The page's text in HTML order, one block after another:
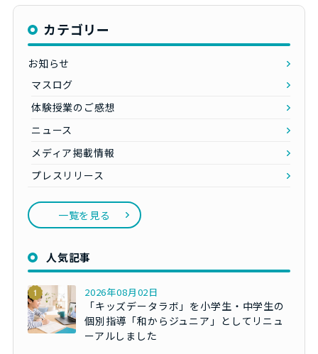
カテゴリー
お知らせ
マスログ
体験授業のご感想
ニュース
メディア掲載情報
プレスリリース
一覧を見る
人気記事
2026年08月02日
「キッズデータラボ」を小学生・中学生の
個別指導「和からジュニア」としてリニュ
ーアルしました